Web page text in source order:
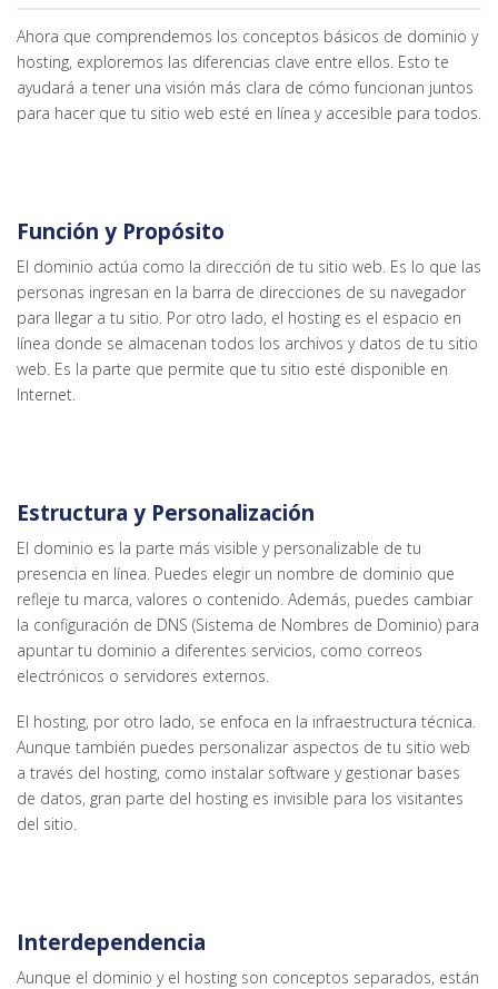
Ahora que comprendemos los conceptos básicos de dominio y
hosting, exploremos las diferencias clave entre ellos. Esto te
ayudará a tener una visión más clara de cómo funcionan juntos
para hacer que tu sitio web esté en línea y accesible para todos.
Función y Propósito
El dominio actúa como la dirección de tu sitio web. Es lo que las
personas ingresan en la barra de direcciones de su navegador
para llegar a tu sitio. Por otro lado, el hosting es el espacio en
línea donde se almacenan todos los archivos y datos de tu sitio
web. Es la parte que permite que tu sitio esté disponible en
Internet.
Estructura y Personalización
El dominio es la parte más visible y personalizable de tu
presencia en línea. Puedes elegir un nombre de dominio que
refleje tu marca, valores o contenido. Además, puedes cambiar
la configuración de DNS (Sistema de Nombres de Dominio) para
apuntar tu dominio a diferentes servicios, como correos
electrónicos o servidores externos.
El hosting, por otro lado, se enfoca en la infraestructura técnica.
Aunque también puedes personalizar aspectos de tu sitio web
a través del hosting, como instalar software y gestionar bases
de datos, gran parte del hosting es invisible para los visitantes
del sitio.
Interdependencia
Aunque el dominio y el hosting son conceptos separados, están